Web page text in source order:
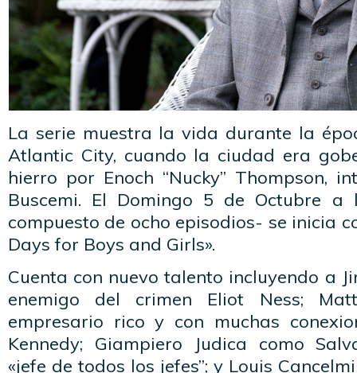
La serie muestra la vida durante la
Atlantic City, cuando la ciudad era
hierro por Enoch “Nucky” Thompson,
Buscemi. El Domingo 5 de Octubre
compuesto de ocho episodios- se inicia
Days for Boys and Girls».
Cuenta con nuevo talento incluyendo a
enemigo del crimen Eliot Ness;
empresario rico y con muchas
Kennedy; Giampiero Judica como
«jefe de todos los jefes”; y Louis